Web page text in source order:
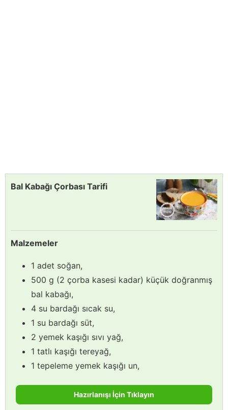
Bal Kabağı Çorbası Tarifi
Malzemeler
1 adet soğan,
500 g (2 çorba kasesi kadar) küçük doğranmış
bal kabağı,
4 su bardağı sıcak su,
1 su bardağı süt,
2 yemek kaşığı sıvı yağ,
1 tatlı kaşığı tereyağ,
1 tepeleme yemek kaşığı un,
Hazırlanışı İçin Tıklayın